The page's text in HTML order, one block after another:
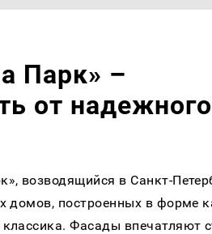
Парк» –
от надежного
возводящийся в Санкт-
домов, построенных в форме
Фасады впечатляют